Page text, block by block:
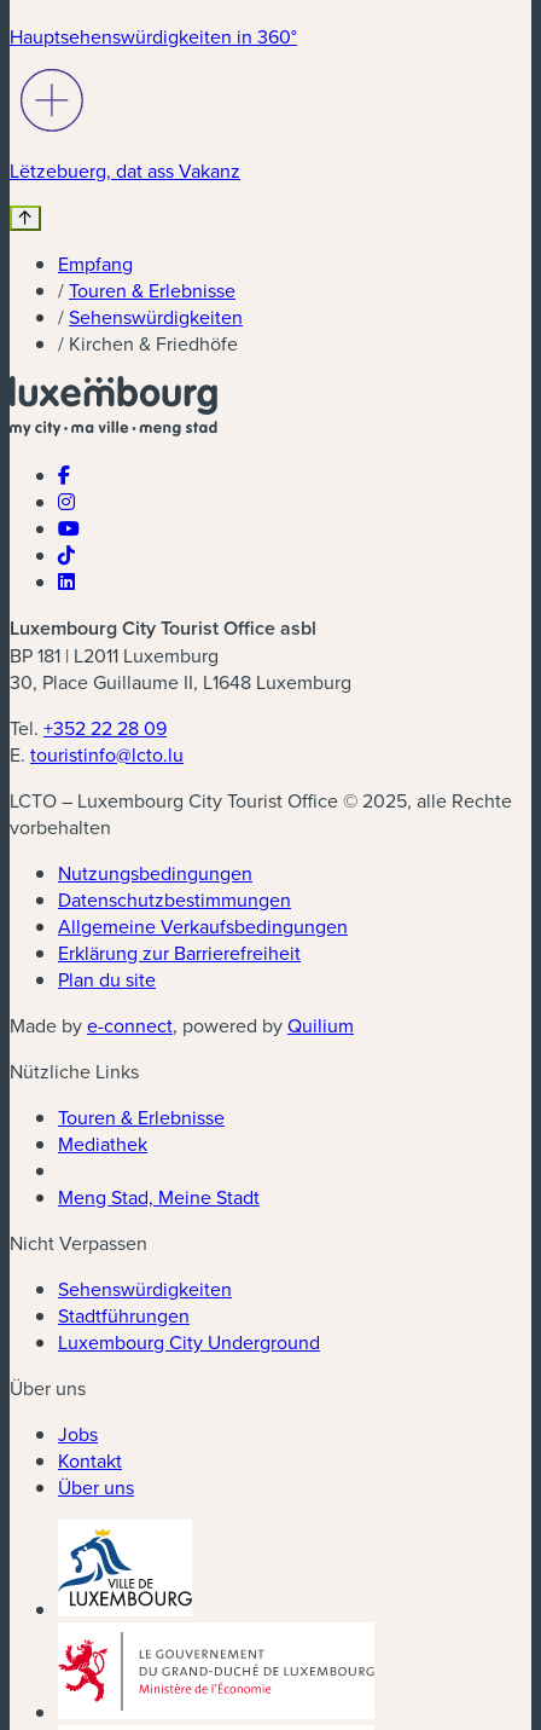
Hauptsehenswürdigkeiten in 360°
Lëtzebuerg, dat ass Vakanz
Empfang
/Touren & Erlebnisse
/Sehenswürdigkeiten
/ Kirchen & Friedhöfe
Luxembourg City Tourist Office asbl
BP 181 | L2011 Luxemburg
30, Place Guillaume II, L1648 Luxemburg
Tel. +352 22 28 09
E. touristinfo@lcto.lu
LCTO – Luxembourg City Tourist Office © 2025, alle Rechte
vorbehalten
Nutzungsbedingungen
Datenschutzbestimmungen
Allgemeine Verkaufsbedingungen
Erklärung zur Barrierefreiheit
Plan du site
Made bye-connect(neues Fenster)
, powered byQuilium
Nützliche Links
Touren & Erlebnisse
Mediathek
Meng Stad, Meine Stadt
Nicht Verpassen
Sehenswürdigkeiten
Stadtführungen
Luxembourg City Underground
Über uns
Jobs
Kontakt
Über uns